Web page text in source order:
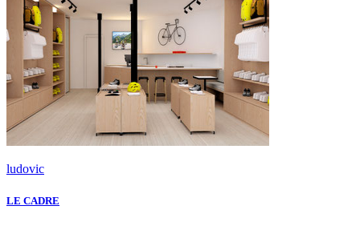
ludovic
LE CADRE